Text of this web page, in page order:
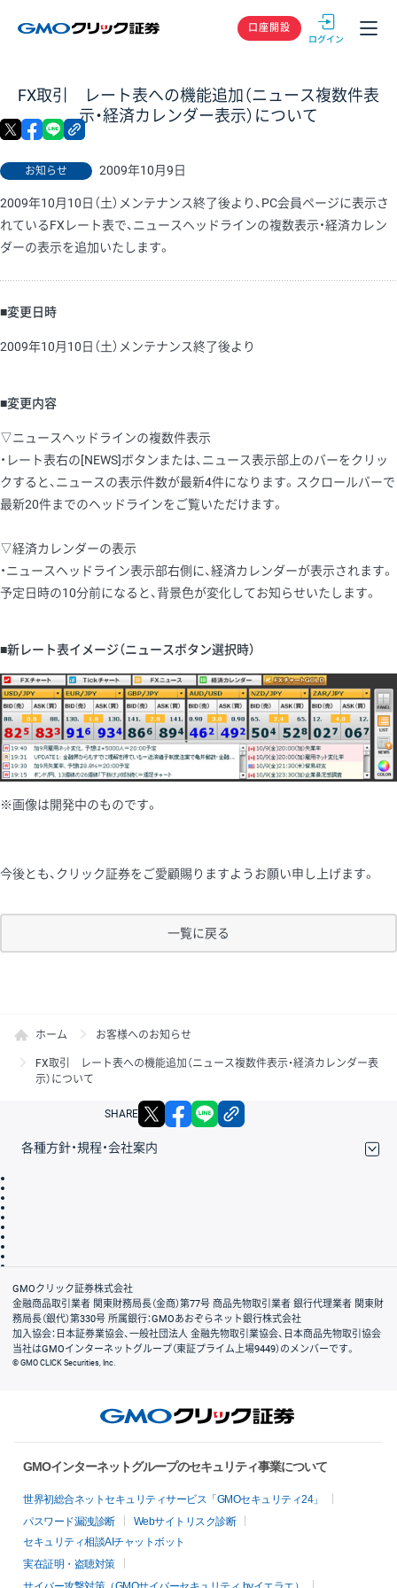
GMOクリック
口座開設
FX取引 レート表への機能追加（ニュース複数件表
示・経済カレンダー表示）について
お知らせ 2009年10月9日
X facebook
2009年10月10日（土）メンテナンス終了後より、PC会員ページに表示さ
れているFXレート表で、ニュースヘッドラインの複数表示・経済カレン
ダーの表示を追加いたします。
■変更日時
2009年10月10日（土）メンテナンス終了後より
■変更内容
▽ニュースヘッドラインの複数件表示
・レート表右の[NEWS]ボタンまたは、ニュース表示部上のバーをクリッ
クすると、ニュースの表示件数が最新4件になります。スクロールバーで
最新20件までのヘッドラインをご覧いただけます。
▽経済カレンダーの表示
・ニュースヘッドライン表示部右側に、経済カレンダーが表示されます。
予定日時の10分前になると、背景色が変化してお知らせいたします。
■新レート表イメージ（ニュースボタン選択時）
※画像は開発中のものです。
今後とも、クリック証券をご愛顧賜りますようお願い申し上げます。
一覧に戻る
ホーム お客様へのお知らせ
FX取引 レート表への機能追加（ニュース複数件表示・経済カレンダー表
示）について
SHARE X facebook
各種方針・規程・会社案内
会社案内
GMOクリック証券株式会社
金融商品取引業者 関東財務局長（金商）第77号 商品先物取引業者 銀行代理業者 関東財
務局長（銀代）第330号 所属銀行：GMOあおぞらネット銀行株式会社
加入協会：日本証券業協会、一般社団法人 金融先物取引業協会、日本商品先物取引協会
当社はGMOインターネットグループ（東証プライム上場9449）のメンバーです。
© GMO CLICK Securities, Inc.
GMOインターネットグループのセキュリティ事業について
世界初総合ネットセキュリティサービス「GMOセキュリティ24」
パスワード漏洩診断
Webサイトリスク診断
セキュリティ相談AIチャットボット
実在証明・盗聴対策